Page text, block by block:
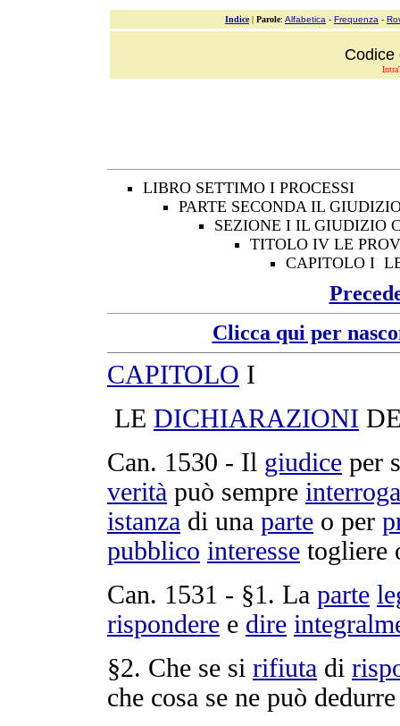
Indice| Parole: Alfabetica - Frequenza -
Codice
LIBRO SETTIMO I PROCESSI
PARTE SECONDA IL
SEZIONE I IL GIUDIZIO
TITOLO IV LE
CAPITOLO I
Clicca qui per
CAPITOLO I
LE DICHIARAZIONI
Can. 1530 - Il giudice per
verità può sempre
istanza di una parte o per
pubblico interesse togliere
Can. 1531 - §1. La parte
rispondere e dire
§2. Che se si rifiuta di
che cosa se ne può dedurre